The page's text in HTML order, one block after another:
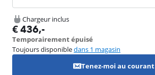
Chargeur inclus
€ 436,-
Temporairement épuisé
Toujours disponibledans 1 magasin
Tenez-moi au courant